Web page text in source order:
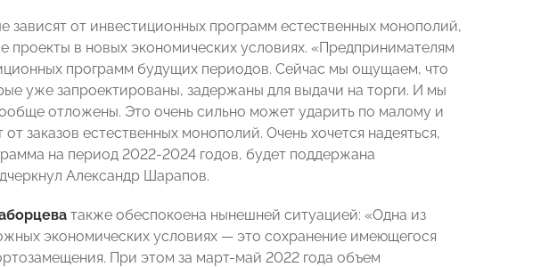
от инвестиционных программ естественных монополий,
проекты в новых экономических условиях. «Предпринимателям
программ будущих периодов. Сейчас мы ощущаем, что
уже запроектированы, задержаны для выдачи на торги. И мы
отложены. Это очень сильно может ударить по малому и
заказов естественных монополий. Очень хочется надеяться,
на период 2022-2024 годов, будет поддержана
Александр Шарапов.
также обеспокоена нынешней ситуацией: «Одна из
экономических условиях — это сохранение имеющегося
При этом за март-май 2022 года объем